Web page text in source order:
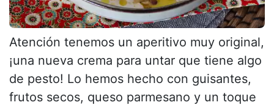
Atención tenemos un aperitivo muy original,
¡una nueva crema para untar que tiene algo
de pesto! Lo hemos hecho con guisantes,
frutos secos, queso parmesano y un toque